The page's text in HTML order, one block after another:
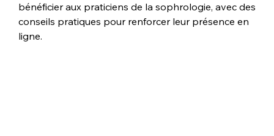
bénéficier aux praticiens de la sophrologie, avec des
conseils pratiques pour renforcer leur présence en
ligne.